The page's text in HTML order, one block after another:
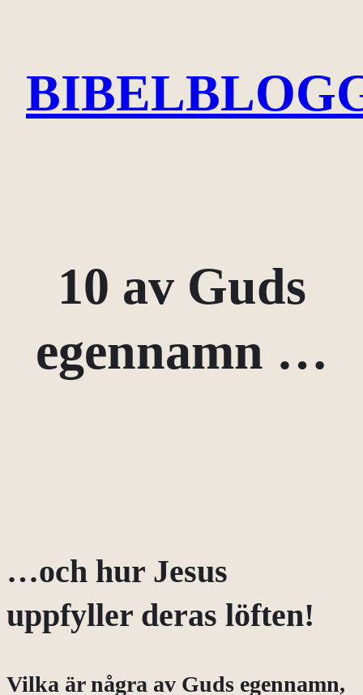
innehåll
10 av Guds
egennamn …
…och hur Jesus
uppfyller deras löften!
Vilka är några av Guds egennamn,